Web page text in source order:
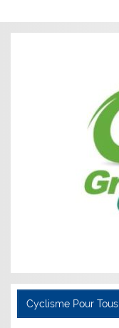
l’article
Cyclisme Pour Tous